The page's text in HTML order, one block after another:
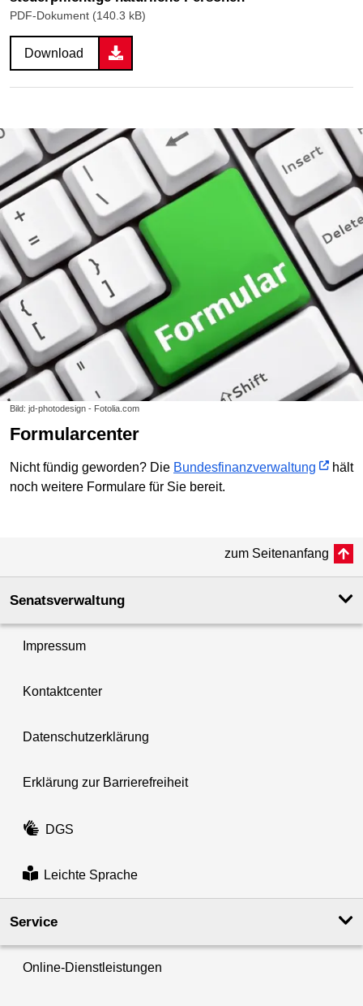
PDF-Dokument (140.3 kB)
Download
Bild: jd-photodesign - Fotolia.com
Formularcenter
Nicht fündig geworden? Die Bundesfinanzverwaltung
hält
noch weitere Formulare für Sie bereit.
zum Seitenanfang
Senatsverwaltung
Impressum
Kontaktcenter
Datenschutzerklärung
Erklärung zur Barrierefreiheit
DGS
Leichte Sprache
Service
Online-Dienstleistungen